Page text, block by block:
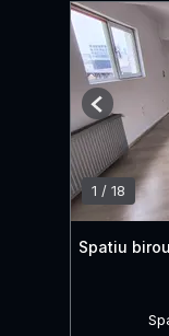
1 / 18
Previous
Spatiu